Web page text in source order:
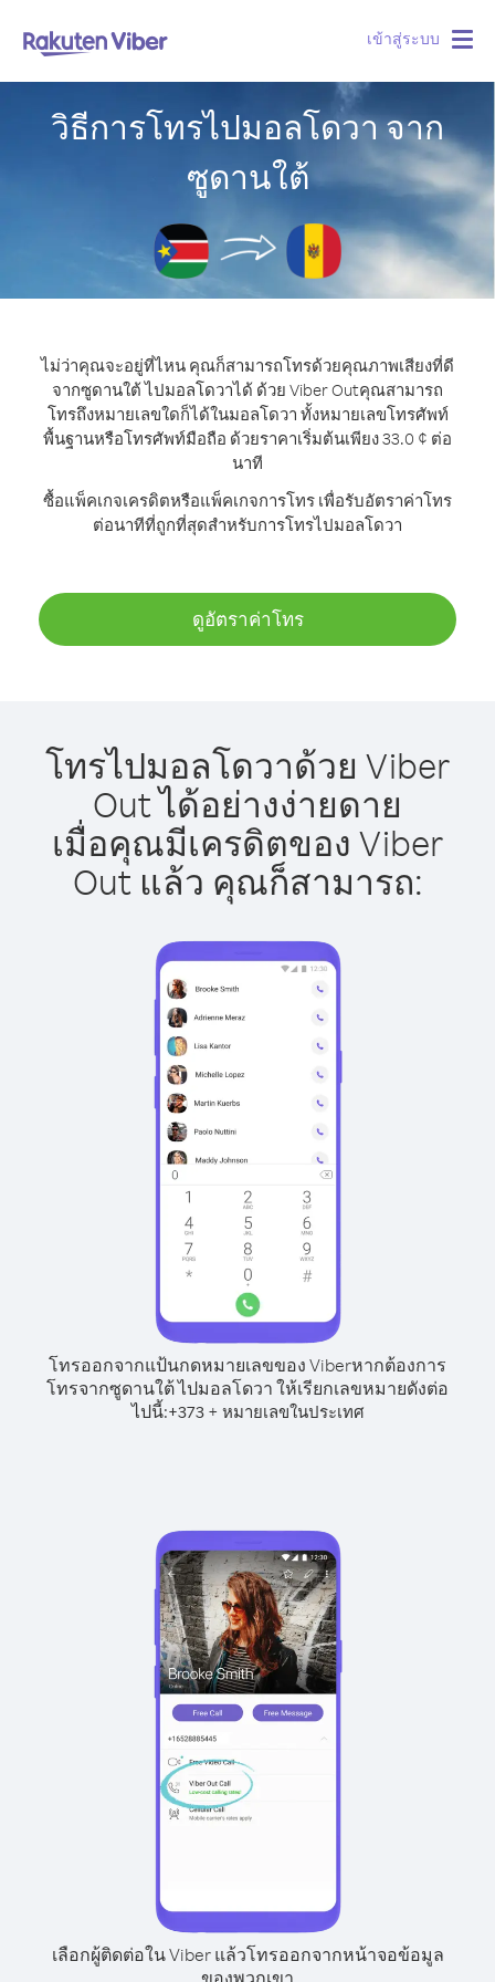
เข้าสู่ระบบ
วิธีการโทรไปมอลโดวา จาก
ซูดานใต้
ไม่ว่าคุณจะอยู่ที่ไหน คุณก็สามารถโทรด้วยคุณภาพเสียงที่ดี
จากซูดานใต้ ไปมอลโดวาได้ ด้วย Viber Outคุณสามารถ
โทรถึงหมายเลขใดก็ได้ในมอลโดวา ทั้งหมายเลขโทรศัพท์
พื้นฐานหรือโทรศัพท์มือถือ ด้วยราคาเริ่มต้นเพียง 33.0 ¢ ต่อ
นาที
ซื้อแพ็คเกจเครดิตหรือแพ็คเกจการโทร เพื่อรับอัตราค่าโทร
ต่อนาทีที่ถูกที่สุดสำหรับการโทรไปมอลโดวา
ดูอัตราค่าโทร
โทรไปมอลโดวาด้วย Viber
Out ได้อย่างง่ายดาย
เมื่อคุณมีเครดิตของ Viber
Out แล้ว คุณก็สามารถ:
โทรออกจากแป้นกดหมายเลขของ Viberหากต้องการ
โทรจากซูดานใต้ ไปมอลโดวา ให้เรียกเลขหมายดังต่อ
ไปนี้:+373+ หมายเลขในประเทศ
เลือกผู้ติดต่อใน Viber แล้วโทรออกจากหน้าจอข้อมูล
ของพวกเขา